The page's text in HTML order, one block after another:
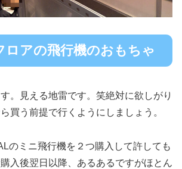
ロアの飛行機のおもちゃ
。見える地雷です。笑絶対に欲しがり
買う前提で行くようにしましょう。
のミニ飛行機を２つ購入して許しても
入後翌日以降、あるあるですがほとん